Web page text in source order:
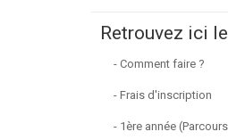
Retrouvez ici
- Comment faire ?
- Frais d'inscription
- 1ère année